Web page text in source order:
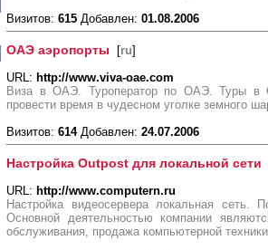
Визитов: 615 Добавлен: 01.08.2006
ОАЭ аэропорты [ru]
URL: http://www.viva-oae.com
Виза в ОАЭ. Туроператор по ОАЭ. Туры в
провести время в чудесном уголке земного
Визитов: 614Добавлен: 24.07.2006
Настройка Outpost для локальной сети
URL: http://www.computern.ru
Настройка видеосервера локальная сеть.
Основной деятельностью компании
обслуживания, продажа компьютерной